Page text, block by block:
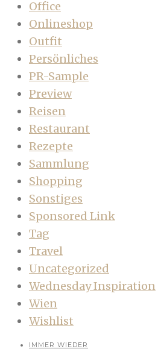
Office
Onlineshop
Outfit
Persönliches
PR-Sample
Preview
Reisen
Restaurant
Rezepte
Sammlung
Shopping
Sonstiges
Sponsored Link
Tag
Travel
Uncategorized
Wednesday Inspiration
Wien
Wishlist
IMMER WIEDER